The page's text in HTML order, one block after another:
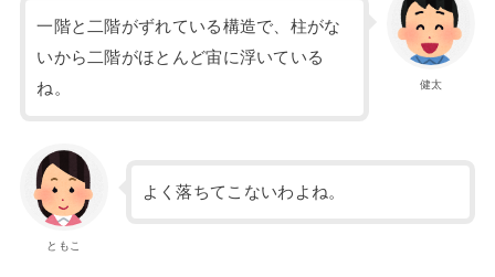
健太
一階と二階がずれている構造で、柱がな
いから二階がほとんど宙に浮いている
ね。
ともこ
よく落ちてこないわよね。